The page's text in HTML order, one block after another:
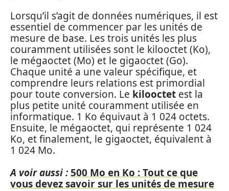
Lorsqu’il s’agit de données numériques, il est
essentiel de commencer par les unités de
mesure de base. Les trois unités les plus
couramment utilisées sont le kilooctet (Ko),
le mégaoctet (Mo) et le gigaoctet (Go).
Chaque unité a une valeur spécifique, et
comprendre leurs relations est primordial
pour toute conversion. Le kilooctet est la
plus petite unité couramment utilisée en
informatique. 1 Ko équivaut à 1 024 octets.
Ensuite, le mégaoctet, qui représente 1 024
Ko, et finalement, le gigaoctet, équivalent à
1 024 Mo.
A voir aussi : 500 Mo en Ko : Tout ce que
vous devez savoir sur les unités de mesure